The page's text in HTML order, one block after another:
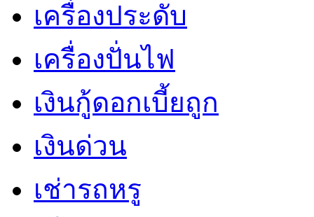
เครื่องประดับ
เครื่องปั่นไฟ
เงินกู้ดอกเบี้ยถูก
เงินด่วน
เช่ารถหรู